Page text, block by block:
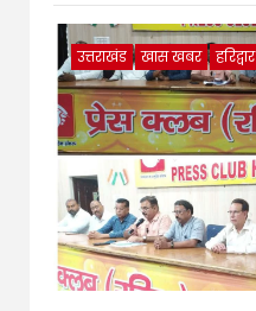
उत्तराखंड खास खबर हरिद्वार